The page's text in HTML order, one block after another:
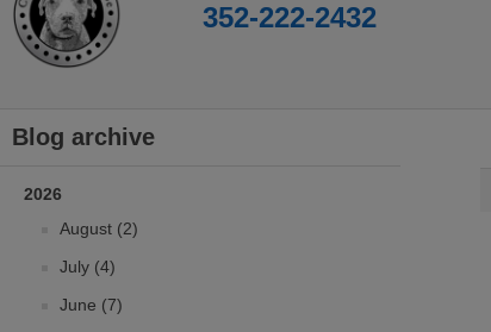
352-222-2432
Blog archive
2026
August (2)
July (4)
June (7)